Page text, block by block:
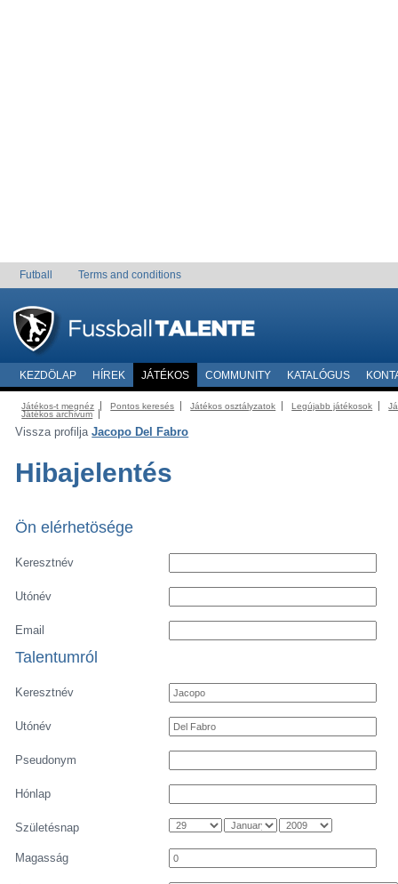
Futball Terms and conditions
KEZDÖLAP HÍREK JÁTÉKOS COMMUNITY KATALÓGUS
Játékos-t megnéz Pontos keresés Játékos osztályzatok Legújabb játékosok
Játékos archivum
Vissza profilja Jacopo Del Fabro
Hibajelentés
Ön elérhetösége
Keresztnév
Utónév
Email
Talentumról
Keresztnév
Utónév
Pseudonym
Hónlap
Születésnap
Magasság